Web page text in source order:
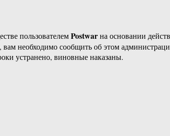
пользователемPostwarна основании
необходимо сообщить об этом
устранено, виновные наказаны.